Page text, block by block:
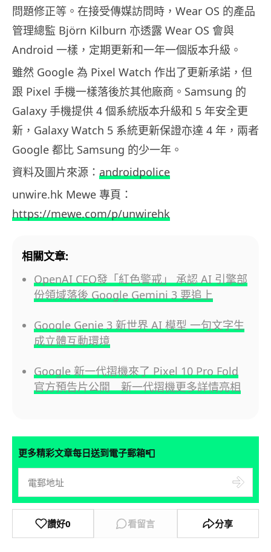
問題修正等。在接受傳媒訪問時，Wear OS 的產品
管理總監 Björn Kilburn 亦透露 Wear OS 會與
Android 一樣，定期更新和一年一個版本升級。
雖然 Google 為 Pixel Watch 作出了更新承諾，但
跟 Pixel 手機一樣落後於其他廠商。Samsung 的
Galaxy 手機提供 4 個系統版本升級和 5 年安全更
新，Galaxy Watch 5 系統更新保證亦達 4 年，兩者
Google 都比 Samsung 的少一年。
資料及圖片來源： androidpolice
unwire.hk Mewe 專頁：
https://mewe.com/p/unwirehk
相關文章:
OpenAI CEO發「紅色警戒」 承認 AI 引擎部
份領域落後 Google Gemini 3 要追上
Google Genie 3 新世界 AI 模型 一句文字生
成立體互動環境
Google 新一代摺機來了 Pixel 10 Pro Fold
官方預告片公開 新一代摺機更多詳情亮相
更多精彩文章每日送到電子郵箱📮
讚好0 看留言 分享